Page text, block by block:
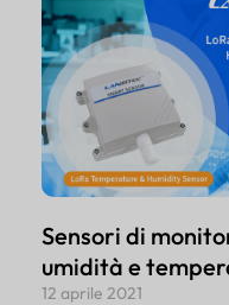
Sensori di
umidità e
12 aprile 2021